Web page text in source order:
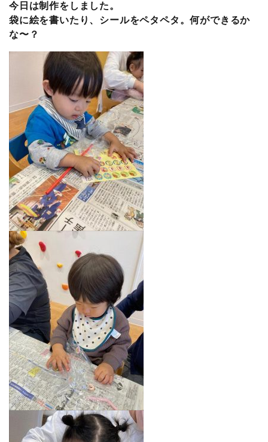
今日は制作をしました。
袋に絵を書いたり、シールをペタペタ。何ができるか
な〜？